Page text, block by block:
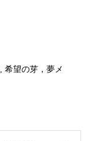
, 希望の芽，夢メ